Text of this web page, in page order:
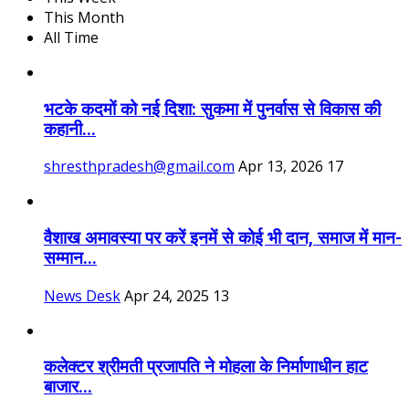
This Month
All Time
भटके कदमों को नई दिशा: सुकमा में पुनर्वास से विकास की
कहानी...
shresthpradesh@gmail.com Apr 13, 2026 17
वैशाख अमावस्या पर करें इनमें से कोई भी दान, समाज में मान-
सम्मान...
News DeskApr 24, 2025 13
कलेक्टर श्रीमती प्रजापति ने मोहला के निर्माणाधीन हाट
बाजार...